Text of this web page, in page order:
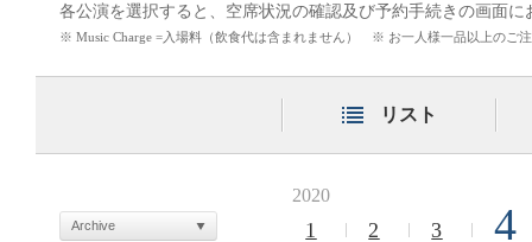
各公演を選択すると、空席状況の確認及び予約手続きの画面に
※ Music Charge =入場料（飲食代は含まれません） ※ お一人様一品以上のご
リスト
2020
1 2 3 4
Archive